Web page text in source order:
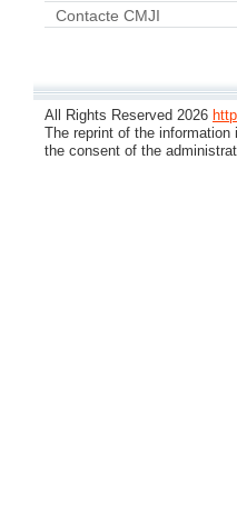
Contacte CMJI
All Rights Reserved 2026
The reprint of the
the consent of the